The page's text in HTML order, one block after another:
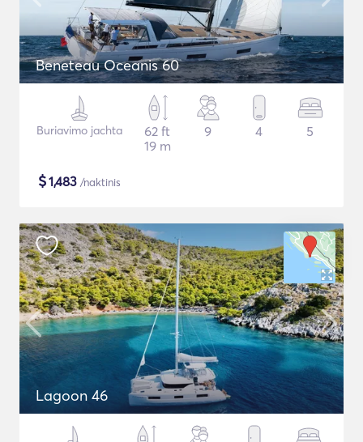
Beneteau Oceanis 60
Buriavimo jachta
62 ft
19 m
9 4 5
$1,483 /naktinis
Lagoon 46